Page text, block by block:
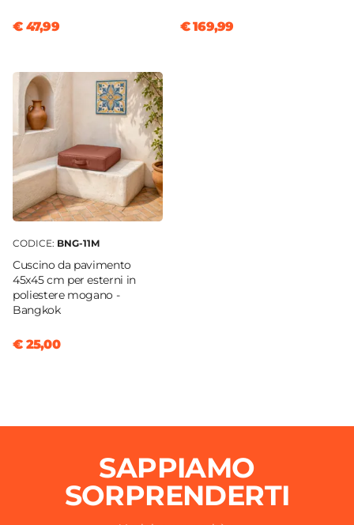
€ 47,99 € 169,99
CODICE: BNG-11M
Cuscino da pavimento
45x45 cm per esterni in
poliestere mogano -
Bangkok
€ 25,00
SAPPIAMO
SORPRENDERTI